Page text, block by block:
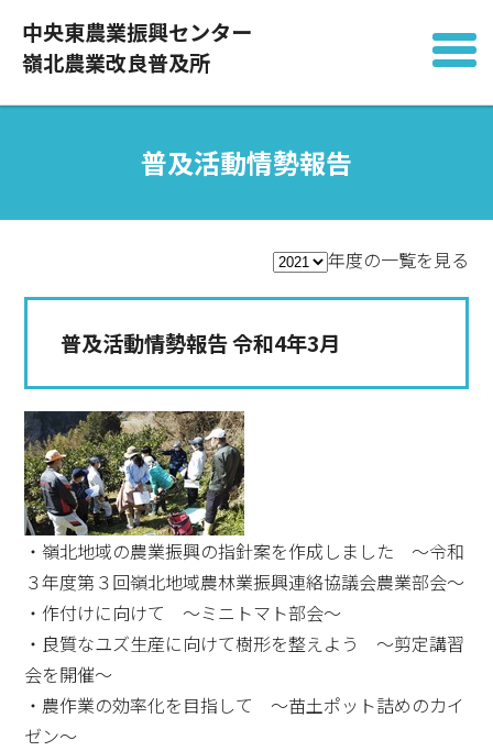
中央東農業振興センター
嶺北農業改良普及所
普及活動情勢報告
年度の一覧を見る
普及活動情勢報告 令和4年3月
・嶺北地域の農業振興の指針案を作成しました ～令和
３年度第３回嶺北地域農林業振興連絡協議会農業部会～
・作付けに向けて ～ミニトマト部会～
・良質なユズ生産に向けて樹形を整えよう ～剪定講習
会を開催～
・農作業の効率化を目指して ～苗土ポット詰めのカイ
ゼン～